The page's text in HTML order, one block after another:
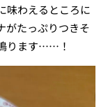
味わえるところに
がたっぷりつきそ
ります……！